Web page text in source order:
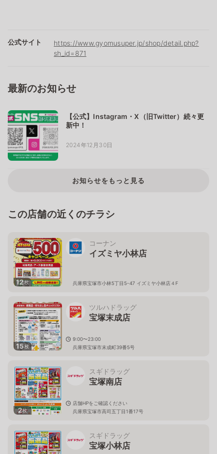
公式サイト
https://www.gyomusuper.jp/shop/detail.php?
sh_id=871
最新のお知らせ
【公式】Instagram・X（旧Twitter）続々更
新中！
2024年12月30日
お知らせをもっと見る
この店舗の近くのチラシ
12枚
コーナン
イズミヤ小林店
兵庫県宝塚市小林5丁目5-47 イズミヤ小林店４F
15枚
ツルハドラッグ
宝塚末成店
9:00〜23:00
兵庫県宝塚市末成町39番5号
2枚
スギドラッグ
宝塚南店
店舗HPをご確認ください
兵庫県宝塚市高司五丁目1番17号
スギドラッグ
宝塚小林店